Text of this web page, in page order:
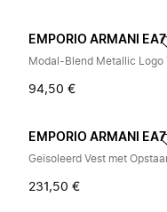
EMPORIO ARMANI EA7
94,50 €
EMPORIO ARMANI EA7
231,50 €